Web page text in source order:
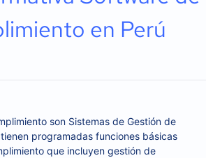
en Perú
son Sistemas de Gestión de
programadas funciones básicas
que incluyen gestión de